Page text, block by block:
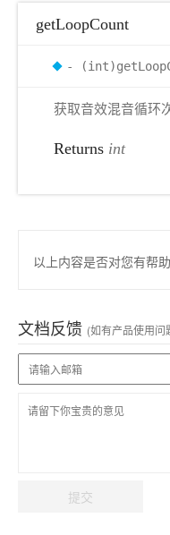
getLoopCount
-
获取音效混音循环
Returns int
以上内容是否对您有帮助
文档反馈 (如有产品使用问
提交